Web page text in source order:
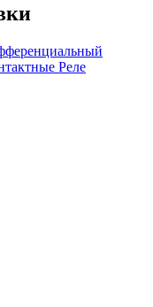
Реле